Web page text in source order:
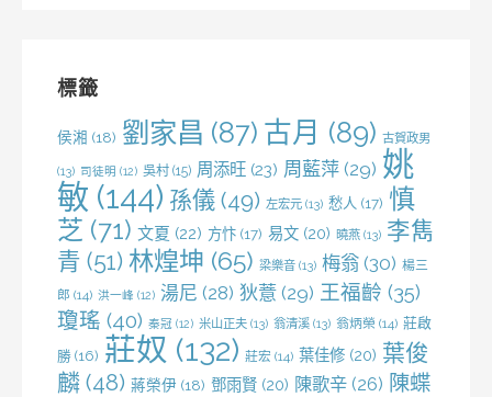
標籤
侯湘 (18) 劉家昌 (87) 古月 (89) 古賀政男
(13) 司徒明 (12) 吳村 (15) 周添旺 (23) 周藍萍 (29) 姚
敏 (144) 孫儀 (49) 左宏元 (13) 愁人 (17) 慎
芝 (71) 文夏 (22) 方忭 (17) 易文 (20) 曉燕 (13) 李雋
青 (51) 林煌坤 (65) 梁樂音 (13) 梅翁 (30) 楊三
郎 (14) 洪一峰 (12) 湯尼 (28) 狄薏 (29) 王福齡 (35)
瓊瑤 (40) 秦冠 (12) 米山正夫 (13) 翁清溪 (13) 翁炳榮 (14) 莊啟
勝 (16) 莊奴 (132) 莊宏 (14) 葉佳修 (20) 葉俊
麟 (48) 蔣榮伊 (18) 鄧雨賢 (20) 陳歌辛 (26) 陳蝶